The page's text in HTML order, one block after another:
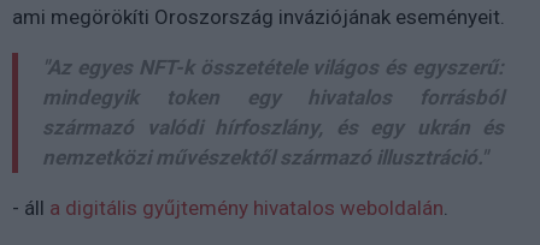
ami megörökíti Oroszország inváziójának eseményeit.
"Az egyes NFT-k összetétele világos és egyszerű:
mindegyik token egy hivatalos forrásból
származó valódi hírfoszlány, és egy ukrán és
nemzetközi művészektől származó illusztráció."
- áll a digitális gyűjtemény hivatalos weboldalán.